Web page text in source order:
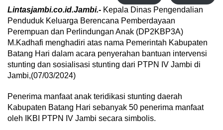
Lintasjambi.co.id.Jambi.- Kepala Dinas Pengendalian
Penduduk Keluarga Berencana Pemberdayaan
Perempuan dan Perlindungan Anak (DP2KBP3A)
M.Kadhafi menghadiri atas nama Pemerintah Kabupaten
Batang Hari dalam acara penyerahan bantuan intervensi
stunting dan sosialisasi stunting dari PTPN IV Jambi di
Jambi,(07/03/2024)
Penerima manfaat anak teridikasi stunting daerah
Kabupaten Batang Hari sebanyak 50 penerima manfaat
oleh IKBI PTPN IV Jambi secara simbolis.